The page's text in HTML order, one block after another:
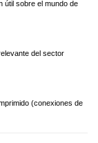
útil sobre el mundo de
del sector
(conexiones de